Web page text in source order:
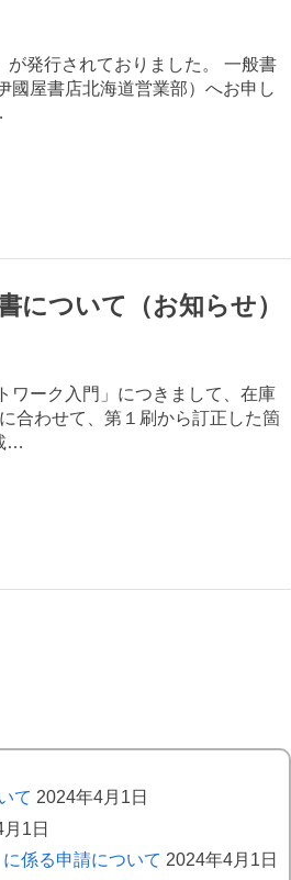
発行されておりました。 一般書
國屋書店北海道営業部）へお申し
について（お知らせ）
ワーク入門」につきまして、在庫
合わせて、第１刷から訂正した箇
…
て 2024年4月1日
1日
係る申請について 2024年4月1日